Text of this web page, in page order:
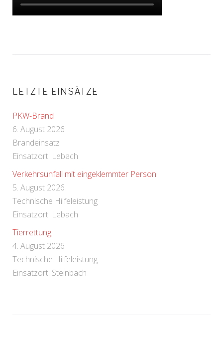
LETZTE EINSÄTZE
PKW-Brand
6. August 2026
Brandeinsatz
Einsatzort: Lebach
Verkehrsunfall mit eingeklemmter Person
5. August 2026
Technische Hilfeleistung
Einsatzort: Lebach
Tierrettung
4. August 2026
Technische Hilfeleistung
Einsatzort: Steinbach